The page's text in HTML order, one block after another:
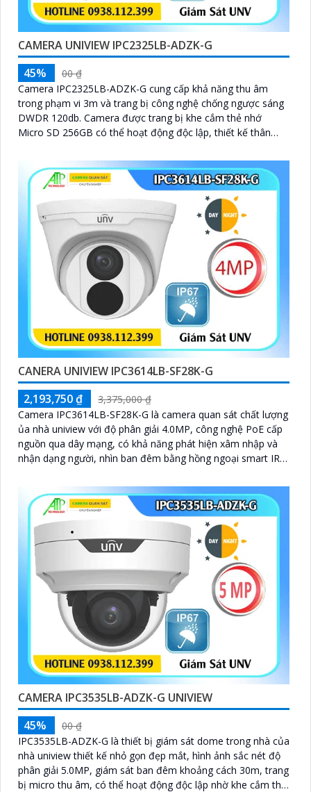
CAMERA UNIVIEW IPC2325LB-ADZK-G
45%
00 ₫
Camera IPC2325LB-ADZK-G cung cấp khả năng thu âm
trong phạm vi 3m và trang bị công nghệ chống ngược sáng
DWDR 120db. Camera được trang bị khe cắm thẻ nhớ
Micro SD 256GB có thể hoạt động độc lập, thiết kế thân
CANERA UNIVIEW IPC3614LB-SF28K-G
2,193,750 ₫
3,375,000 ₫
Camera IPC3614LB-SF28K-G là camera quan sát chất lượng
ủa nhà uniview với độ phân giải 4.0MP, công nghệ PoE cấp
nguồn qua dây mạng, có khả năng phát hiện xâm nhập và
nhận dạng người, nhìn ban đêm bằng hồng ngoại smart IR,
CAMERA IPC3535LB-ADZK-G UNIVIEW
45%
00 ₫
IPC3535LB-ADZK-G là thiết bị giám sát dome trong nhà của
nhà uniview thiết kế nhỏ gọn đẹp mắt, hình ảnh sắc nét độ
phân giải 5.0MP, giám sát ban đêm khoảng cách 30m, trang
bị micro thu âm, có thể hoạt động độc lập nhờ khe cắm thẻ